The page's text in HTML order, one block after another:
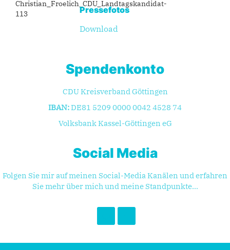
Presse­fotos
Download
Spendenkonto
CDU Kreisverband Göttingen
IBAN:DE81 5209 0000 0042 4528 74
Volksbank Kassel-Göttingen eG
Social Media
Folgen Sie mir auf meinen Social-Media Kanälen und erfahren
Sie mehr über mich und meine Standpunkte...